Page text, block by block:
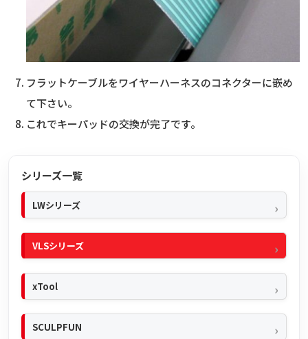
フラットケーブルをワイヤーハーネスのコネクターに嵌め
て下さい。
これでキーパッドの交換が完了です。
シリーズ一覧
LWシリーズ
VLSシリーズ
xTool
SCULPFUN